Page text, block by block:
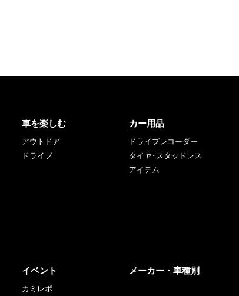
車を楽しむ
アウトドア
ドライブ
カー用品
ドライブレコーダー
タイヤ･スタッドレス
アイテム
イベント
カミレポ
メーカー・車種別